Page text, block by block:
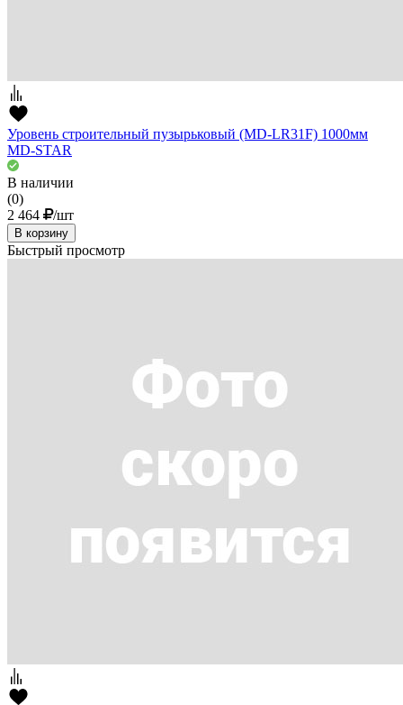
Уровень строительный пузырьковый (MD-LR31F) 1000мм
MD-STAR
В наличии
(0)
2 464
/шт
В корзину
Быстрый просмотр